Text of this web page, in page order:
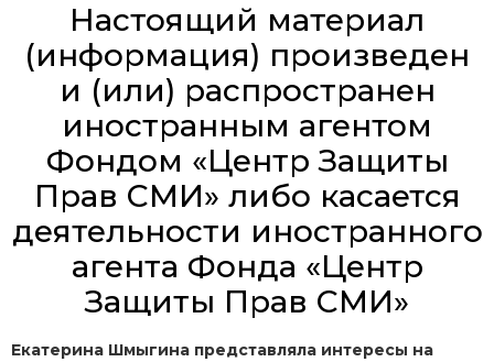
Настоящий материал
(информация) произведен
и (или) распространен
иностранным агентом
Фондом «Центр Защиты
Прав СМИ» либо касается
деятельности иностранного
агента Фонда «Центр
Защиты Прав СМИ»
Екатерина Шмыгина представляла интересы на